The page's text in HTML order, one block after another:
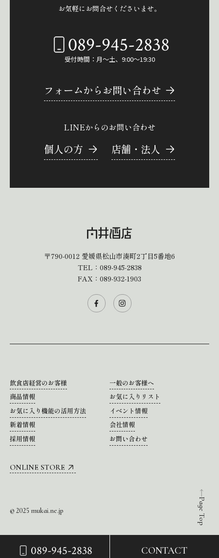
089-945-2838 CONTACT
Page Top
お気軽にお問合せくださいませ。
089-945-2838
受付時間：月～土、9:00～19:30
フォームからお問い合わせ
LINEからのお問い合わせ
個人の方 店舗・法人
〒790-0012 愛媛県松山市湊町2丁目5番地6
TEL： 089-945-2838
FAX：089-932-1903
飲食店経営のお客様
一般のお客様へ
商品情報
お気に入りリスト
お気に入り機能の活用方法
イベント情報
新着情報
会社情報
採用情報
お問い合わせ
ONLINE STORE
© 2025 mukai.ne.jp